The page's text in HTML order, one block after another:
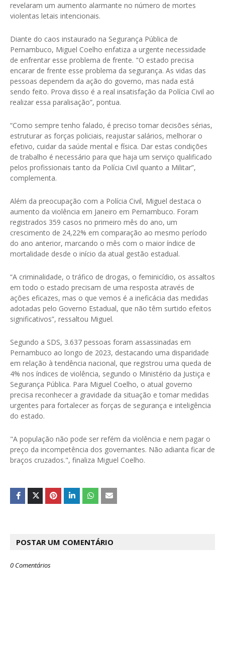
revelaram um aumento alarmante no número de mortes
violentas letais intencionais.
Diante do caos instaurado na Segurança Pública de
Pernambuco, Miguel Coelho enfatiza a urgente necessidade
de enfrentar esse problema de frente. "O estado precisa
encarar de frente esse problema da segurança. As vidas das
pessoas dependem da ação do governo, mas nada está
sendo feito. Prova disso é a real insatisfação da Polícia Civil ao
realizar essa paralisação”, pontua.
“Como sempre tenho falado, é preciso tomar decisões sérias,
estruturar as forças policiais, reajustar salários, melhorar o
efetivo, cuidar da saúde mental e física. Dar estas condições
de trabalho é necessário para que haja um serviço qualificado
pelos profissionais tanto da Polícia Civil quanto a Militar”,
complementa.
Além da preocupação com a Polícia Civil, Miguel destaca o
aumento da violência em Janeiro em Pernambuco. Foram
registrados 359 casos no primeiro mês do ano, um
crescimento de 24,22% em comparação ao mesmo período
do ano anterior, marcando o mês com o maior índice de
mortalidade desde o início da atual gestão estadual.
“A criminalidade, o tráfico de drogas, o feminicídio, os assaltos
em todo o estado precisam de uma resposta através de
ações eficazes, mas o que vemos é a ineficácia das medidas
adotadas pelo Governo Estadual, que não têm surtido efeitos
significativos”, ressaltou Miguel.
Segundo a SDS, 3.637 pessoas foram assassinadas em
Pernambuco ao longo de 2023, destacando uma disparidade
em relação à tendência nacional, que registrou uma queda de
4% nos índices de violência, segundo o Ministério da Justiça e
Segurança Pública. Para Miguel Coelho, o atual governo
precisa reconhecer a gravidade da situação e tomar medidas
urgentes para fortalecer as forças de segurança e inteligência
do estado.
"A população não pode ser refém da violência e nem pagar o
preço da incompetência dos governantes. Não adianta ficar de
braços cruzados.", finaliza Miguel Coelho.
POSTAR UM COMENTÁRIO
0 Comentários